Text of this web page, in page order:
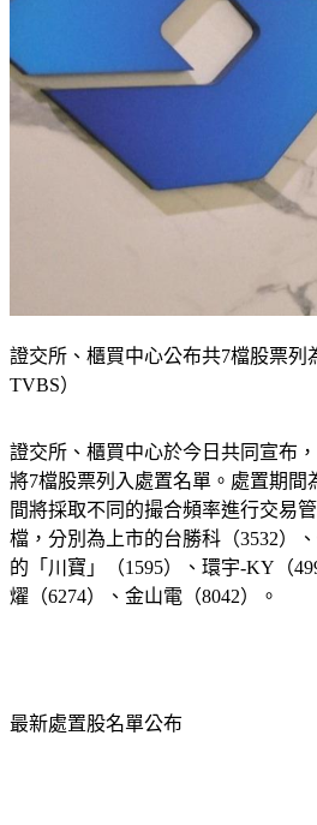
證交所、櫃買中心公布共7檔股票列
TVBS）
證交所、櫃買中心於今日共同宣布
將7檔股票列入處置名單。處置期間
間將採取不同的撮合頻率進行交易
檔，分別為上市的台勝科（3532）
的「川寶」（1595）、環宇-KY（
燿（6274）、金山電（8042）。
最新處置股名單公布